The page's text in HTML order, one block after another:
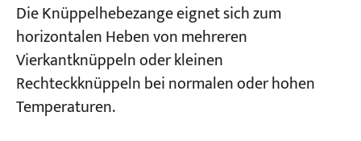
Die Knüppelhebezange eignet sich zum
horizontalen Heben von mehreren
Vierkantknüppeln oder kleinen
Rechteckknüppeln bei normalen oder hohen
Temperaturen.